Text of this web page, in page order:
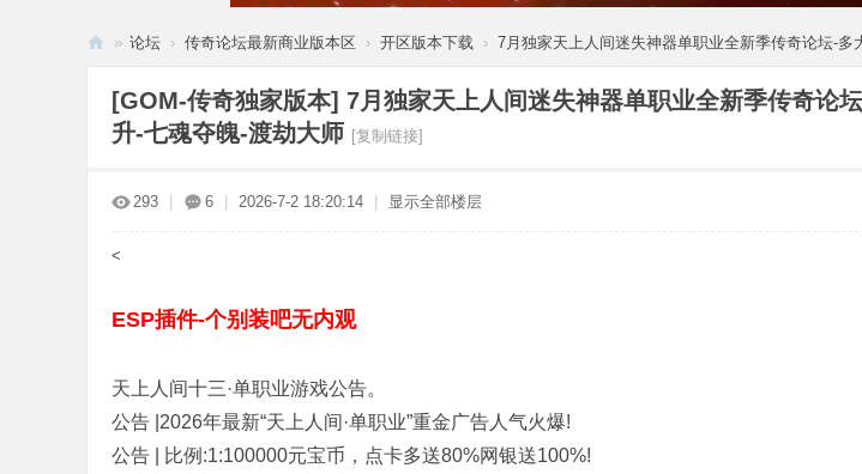
» 论坛 › 传奇论坛最新商业版本区 › 开区版本下载 › 7月独家天上人间迷失神器单职业全新季传奇论坛-多
[GOM-传奇独家版本] 7月独家天上人间迷失神器单职业全新季传奇论
升-七魂夺魄-渡劫大师 [复制链接]
293 6 2026-7-2 18:20:14 显示全部楼层
<
ESP插件-个别装吧无内观
天上人间十三·单职业游戏公告。
公告 |2026年最新“天上人间·单职业”重金广告人气火爆!
公告 | 比例:1:100000元宝币，点卡多送80%网银送100%!